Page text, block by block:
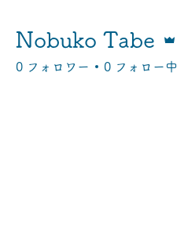
Nobuko Tabe
0 フォロワー 0 フォロー中